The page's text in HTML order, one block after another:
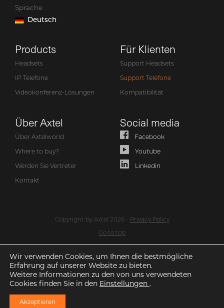
Siehe auchAxtel-Kopfhörer
Sprache
Deutsch
Products
Headsets
IP Telefone
Videokonferenz-Lösungen
Für Klienten
Support Headsets
Support Telefone
Kompatibilität
Über Axtel
Über Axtelworld
Where to buy?
Werden Sie Vertreter
Kontakt
Social media
Facebook
Youtube
Linkedin
Copyright by Axtel 2026 - Privacy Policy
Go to top
Wir verwenden Cookies, um Ihnen die bestmögliche
Erfahrung auf unserer Website zu bieten.
Weitere Informationen zu den von uns verwendeten
Cookies finden Sie in den Einstellungen .
Akzeptieren